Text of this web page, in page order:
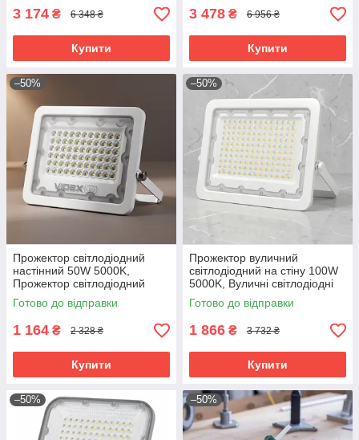
3 174 ₴ 6 348 ₴
Купити
3 478 ₴ 6 956 ₴
Купити
–50%
Прожектор світлодіодний
настінний 50W 5000K,
Прожектор світлодіодний
вуличний, RYH
Готово до відправки
1 164 ₴ 2 328 ₴
Купити
–50%
Прожектор вуличний
світлодіодний на стіну 100W
5000K, Вуличні світлодіодні
прожектори для дому,
Прожектор вуличний
Готово до відправки
1 866 ₴ 3 732 ₴
Купити
–50% –50%